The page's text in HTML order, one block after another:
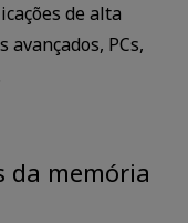
de alta
PCs,
da memória